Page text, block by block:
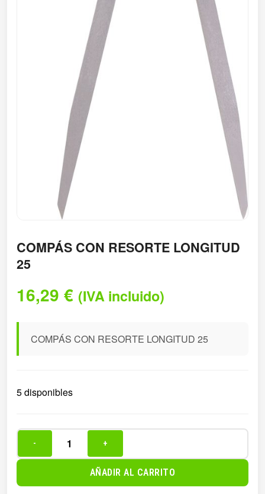
COMPÁS CON RESORTE LONGITUD
25
16,29 € (IVA incluido)
COMPÁS CON RESORTE LONGITUD 25
5 disponibles
CON
- +
AÑADIR AL CARRITO